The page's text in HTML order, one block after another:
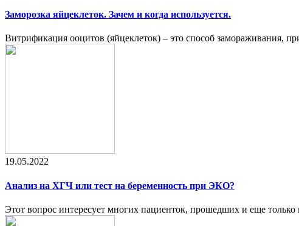
Заморозка яйцеклеток. Зачем и когда используется.
Витрификация ооцитов (яйцеклеток) – это способ замораживания,
19.05.2022
Анализ на ХГЧ или тест на беременность при ЭКО?
Этот вопрос интересует многих пациенток, прошедших и еще